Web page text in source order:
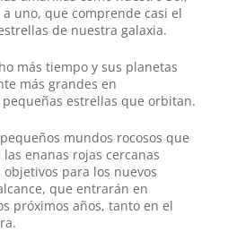
uno, que comprende casi el
de nuestra galaxia.
más tiempo y sus planetas
más grandes en
estrellas que orbitan.
mundos rocosos que
enanas rojas cercanas
para los nuevos
que entrarán en
próximos años, tanto en el